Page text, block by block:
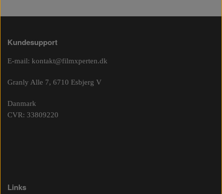
Kundesupport
E-mail: kontakt@filmxperten.dk
Granly Alle 7, 6710 Esbjerg V
Danmark
CVR: 33809220
Links